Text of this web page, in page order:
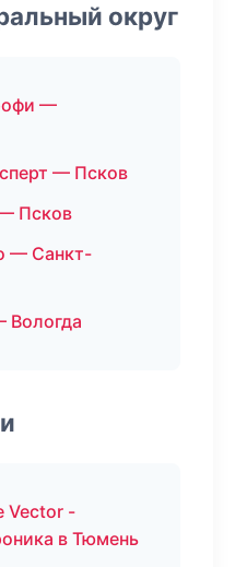
округ
—
— Псков
Псков
— Санкт-
Vector -
в Тюмень